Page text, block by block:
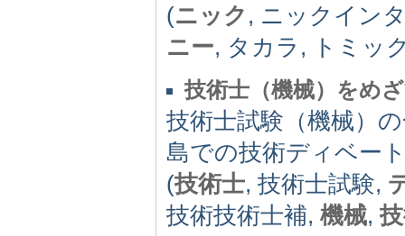
(ニック , ニックイン
ニー, タカラ, トミッ
技術士（機械）をめ
技術士試験（機械）
島での技術ディベー
(技術士, 技術士試験,
技術技術士補, 機械,